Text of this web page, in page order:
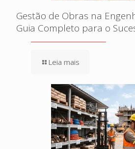
Gestão de Obras na
Guia Completo para o
Leia mais